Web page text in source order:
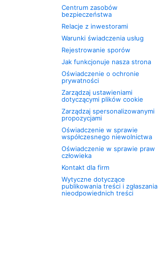
Centrum zasobów
bezpieczeństwa
Relacje z inwestorami
Warunki świadczenia usług
Rejestrowanie sporów
Jak funkcjonuje nasza strona
Oświadczenie o ochronie
prywatności
Zarządzaj ustawieniami
dotyczącymi plików cookie
Zarządzaj spersonalizowanymi
propozycjami
Oświadczenie w sprawie
współczesnego niewolnictwa
Oświadczenie w sprawie praw
człowieka
Kontakt dla firm
Wytyczne dotyczące
publikowania treści i zgłaszania
nieodpowiednich treści